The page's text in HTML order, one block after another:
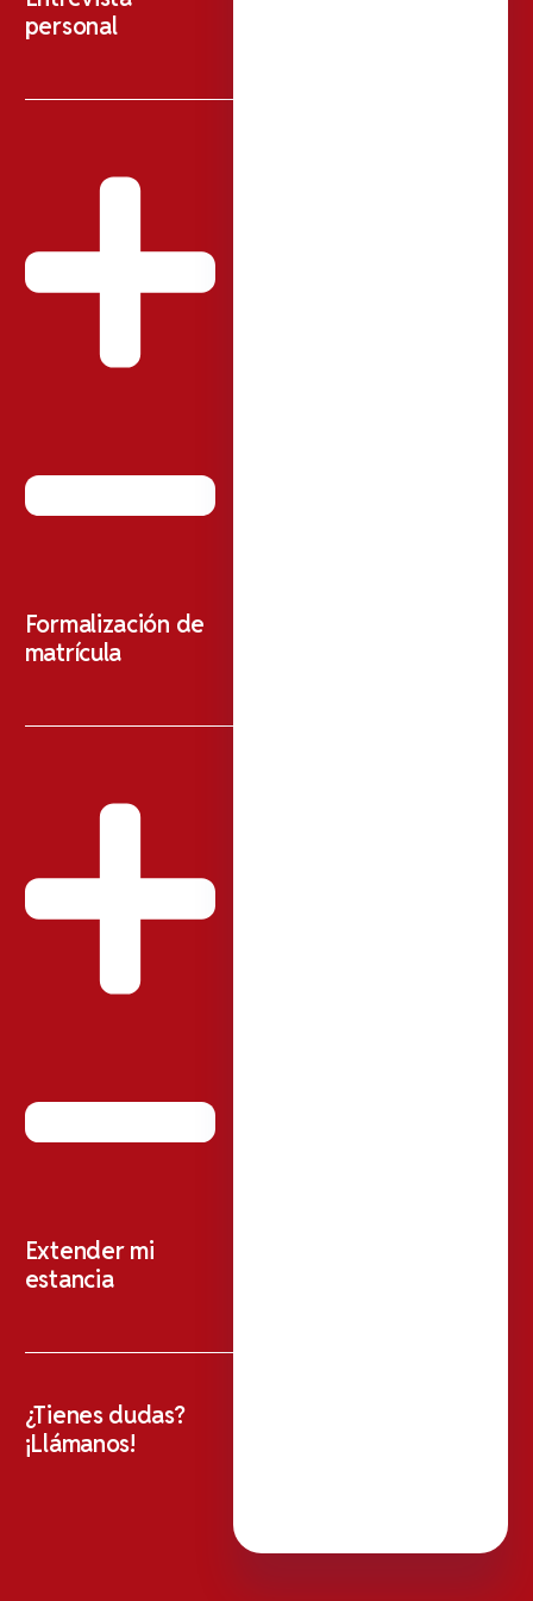
personal
Formalización de
matrícula
Extender mi
estancia
¿Tienes dudas?
¡Llámanos!